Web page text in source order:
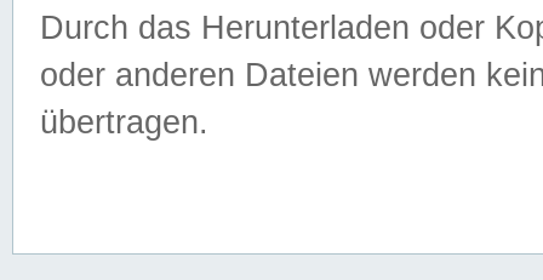
Durch das Herunterladen oder
oder anderen Dateien werden
übertragen.